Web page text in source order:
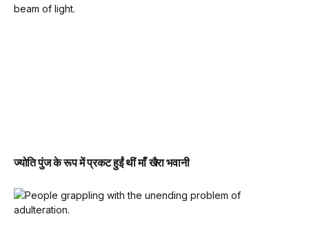
ज्योति पुंज के रूप में प्रकट हुईं थीं माँ खैरा भवानी